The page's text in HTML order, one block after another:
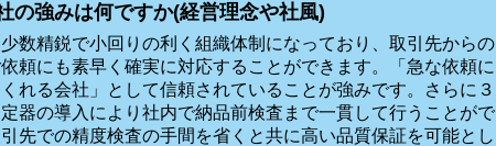
の強みは何ですか(経営理念や社風)
数精鋭で小回りの利く組織体制になっており、取引先からの
頼にも素早く確実に対応することができます。「急な依頼に
れる会社」として信頼されていることが強みです。さらに３
器の導入により社内で納品前検査まで一貫して行うことがで
先での精度検査の手間を省くと共に高い品質保証を可能とし